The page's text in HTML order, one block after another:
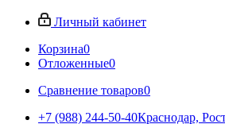
Личный кабинет
Корзина0
Отложенные0
Сравнение товаров0
+7 (988) 244-50-40Краснодар,